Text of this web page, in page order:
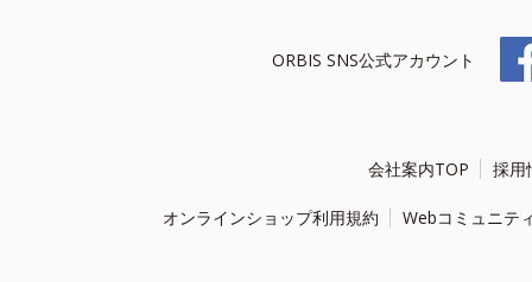
ORBIS SNS公式アカウント
会社案内TOP 採用
オンラインショップ利用規約 Webコミュニテ